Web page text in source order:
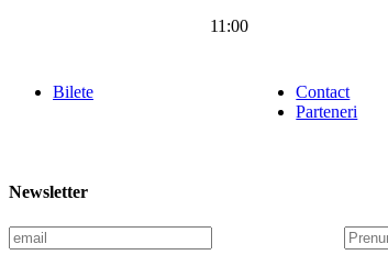
11:00
Bilete
Contact
Parteneri
Newsletter
E
P